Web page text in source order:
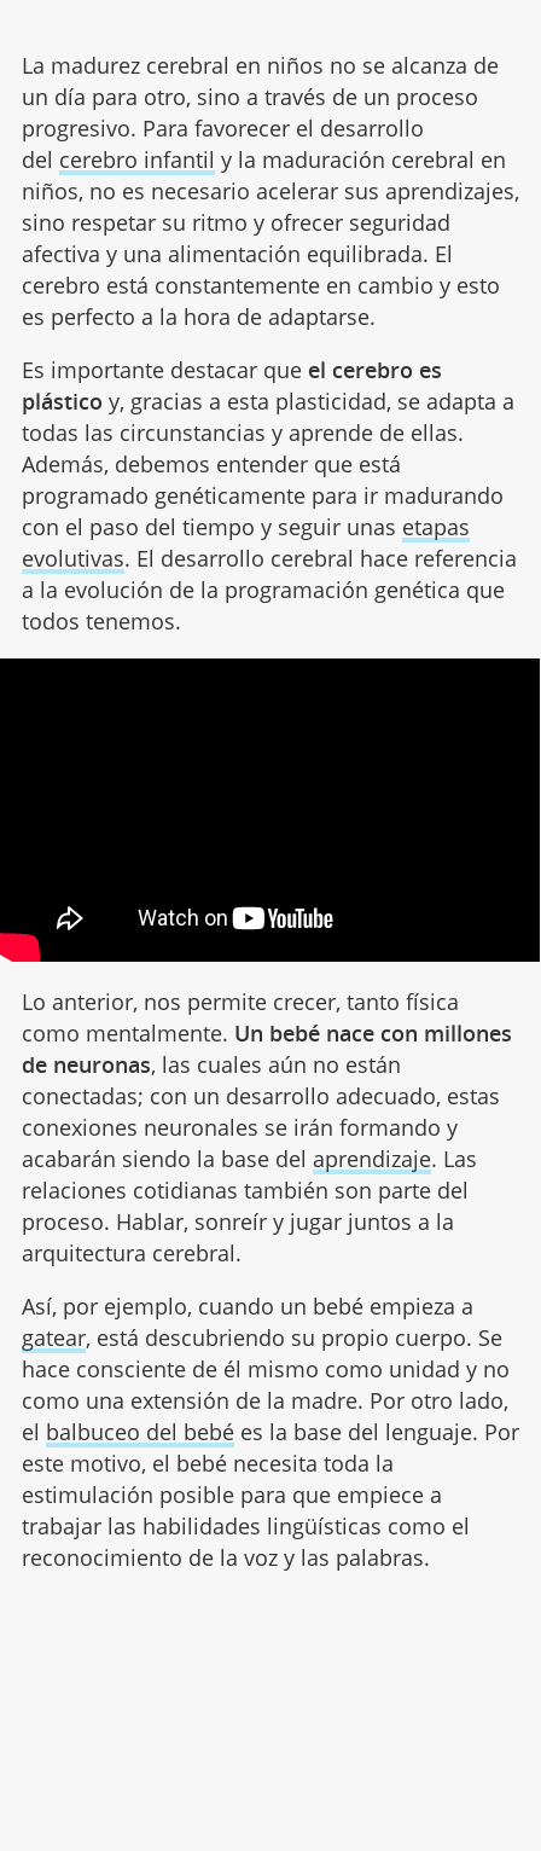
La madurez cerebral en niños no se alcanza de
un día para otro, sino a través de un proceso
progresivo. Para favorecer el desarrollo
del cerebro infantil y la maduración cerebral en
niños, no es necesario acelerar sus aprendizajes,
sino respetar su ritmo y ofrecer seguridad
afectiva y una alimentación equilibrada. El
cerebro está constantemente en cambio y esto
es perfecto a la hora de adaptarse.
Es importante destacar que el cerebro es
plástico y, gracias a esta plasticidad, se adapta a
todas las circunstancias y aprende de ellas.
Además, debemos entender que está
programado genéticamente para ir madurando
con el paso del tiempo y seguir unas etapas
evolutivas. El desarrollo cerebral hace referencia
a la evolución de la programación genética que
todos tenemos.
Lo anterior, nos permite crecer, tanto física
como mentalmente. Un bebé nace con millones
de neuronas, las cuales aún no están
conectadas; con un desarrollo adecuado, estas
conexiones neuronales se irán formando y
acabarán siendo la base del aprendizaje. Las
relaciones cotidianas también son parte del
proceso. Hablar, sonreír y jugar juntos a la
arquitectura cerebral.
Así, por ejemplo, cuando un bebé empieza a
gatear, está descubriendo su propio cuerpo. Se
hace consciente de él mismo como unidad y no
como una extensión de la madre. Por otro lado,
el balbuceo del bebées la base del lenguaje. Por
este motivo, el bebé necesita toda la
estimulación posible para que empiece a
trabajar las habilidades lingüísticas como el
reconocimiento de la voz y las palabras.